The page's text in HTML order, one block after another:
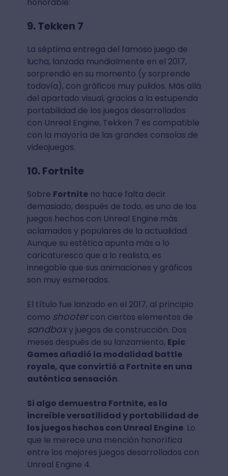
9. Tekken 7
La séptima entrega del famoso juego de
lucha, lanzada mundialmente en el 2017,
sorprendió en su momento (y sorprende
todavía), con gráficos muy pulidos. Más allá
del apartado visual, gracias a la estupenda
portabilidad de los juegos desarrollados
con Unreal Engine, Tekken 7 es compatible
con la mayoría de las grandes consolas de
videojuegos.
10. Fortnite
Sobre Fortniteno hace falta decir
demasiado, después de todo, es uno de los
juegos hechos con Unreal Engine más
aclamados y populares de la actualidad.
Aunque su estética apunta más a lo
caricaturesco que a lo realista, es
innegable que sus animaciones y gráficos
son muy esmerados.
El título fue lanzado en el 2017, al principio
como shootercon ciertos elementos de
sandboxy juegos de construcción. Dos
meses después de su lanzamiento, Epic
Games añadió la modalidad battle
royale, que convirtió a Fortnite en una
auténtica sensación.
Si algo demuestra Fortnite, es la
increíble versatilidad y portabilidad de
los juegos hechos con Unreal Engine. Lo
que le merece una mención honorífica
entre los mejores juegos desarrollados con
Unreal Engine 4.